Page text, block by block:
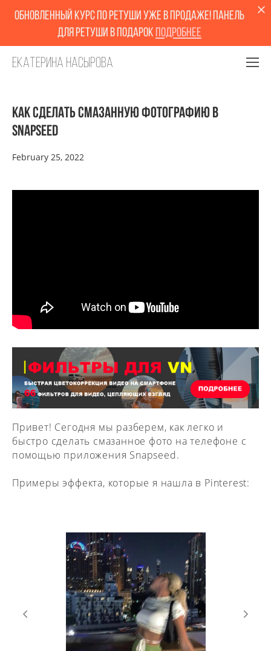
обновленный курс по ретуши уже в продаже! Панель
для ретуши в подарок Подробнее
Екатерина Насырова
Как сделать смазанную фотографию в
Snapseed
February 25, 2022
Привет! Сегодня мы разберем, как легко и
быстро сделать смазанное фото на телефоне с
помощью приложения Snapseed.
Примеры эффекта, которые я нашла в Pinterest: